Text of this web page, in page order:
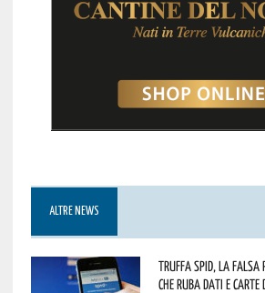
ALTRE NEWS
Truffa Spid, la falsa
che ruba dati e carte